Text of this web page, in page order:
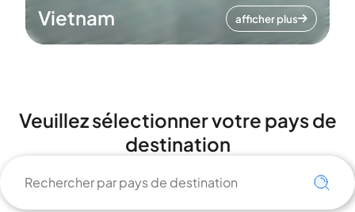
Vietnam afficher plus
Veuillez sélectionner votre pays de
destination